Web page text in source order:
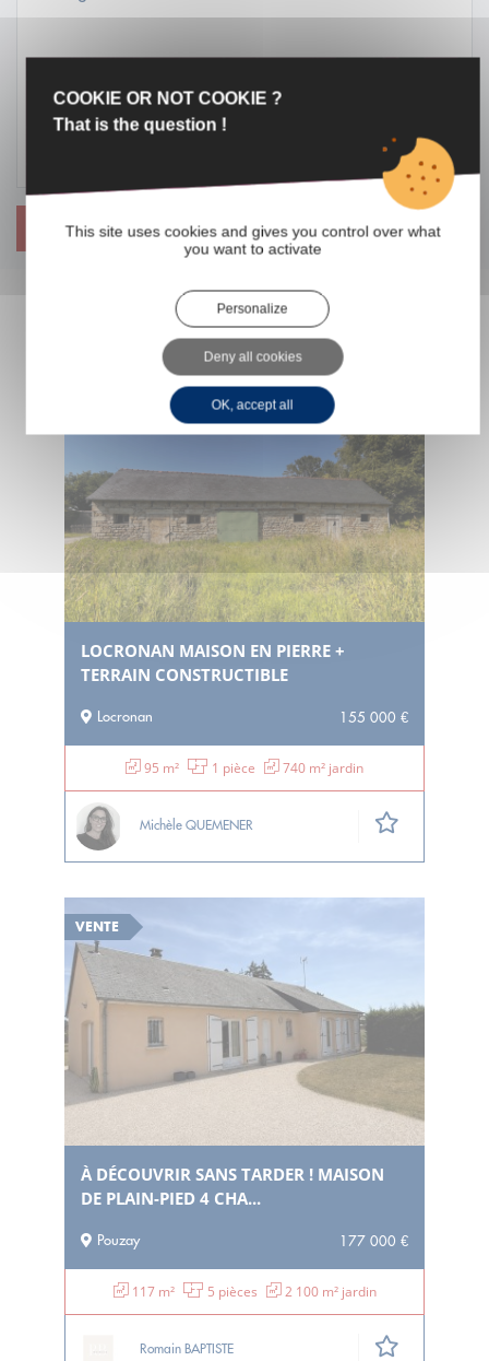
ENVOYER
BIENS SIMILAIRES
LOCRONAN MAISON EN PIERRE +
TERRAIN CONSTRUCTIBLE
Locronan 155 000 €
95 m² 1 pièce 740 m² jardin
Michèle QUEMENER
VENTE
À DÉCOUVRIR SANS TARDER ! MAISON
DE PLAIN-PIED 4 CHA...
Pouzay 177 000 €
117 m² 5 pièces 2 100 m² jardin
Romain BAPTISTE
COOKIE OR NOT COOKIE ?
That is the question !
This site uses cookies and gives you control over what
you want to activate
Personalize
Deny all cookies
OK, accept all